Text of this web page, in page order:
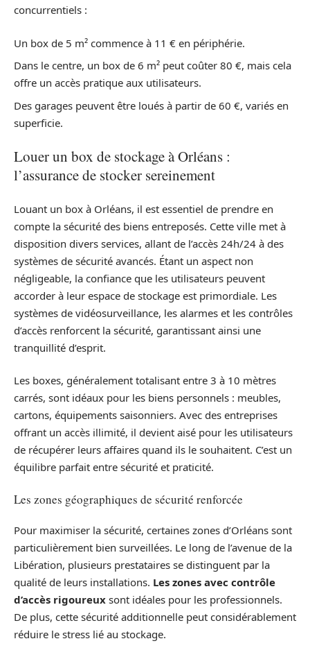
concurrentiels :
Un box de 5 m² commence à 11 € en périphérie.
Dans le centre, un box de 6 m² peut coûter 80 €, mais cela
offre un accès pratique aux utilisateurs.
Des garages peuvent être loués à partir de 60 €, variés en
superficie.
Louer un box de stockage à Orléans :
l’assurance de stocker sereinement
Louant un box à Orléans, il est essentiel de prendre en
compte la sécurité des biens entreposés. Cette ville met à
disposition divers services, allant de l’accès 24h/24 à des
systèmes de sécurité avancés. Étant un aspect non
négligeable, la confiance que les utilisateurs peuvent
accorder à leur espace de stockage est primordiale. Les
systèmes de vidéosurveillance, les alarmes et les contrôles
d’accès renforcent la sécurité, garantissant ainsi une
tranquillité d’esprit.
Les boxes, généralement totalisant entre 3 à 10 mètres
carrés, sont idéaux pour les biens personnels : meubles,
cartons, équipements saisonniers. Avec des entreprises
offrant un accès illimité, il devient aisé pour les utilisateurs
de récupérer leurs affaires quand ils le souhaitent. C’est un
équilibre parfait entre sécurité et praticité.
Les zones géographiques de sécurité renforcée
Pour maximiser la sécurité, certaines zones d’Orléans sont
particulièrement bien surveillées. Le long de l’avenue de la
Libération, plusieurs prestataires se distinguent par la
qualité de leurs installations. Les zones avec contrôle
d’accès rigoureux sont idéales pour les professionnels.
De plus, cette sécurité additionnelle peut considérablement
réduire le stress lié au stockage.